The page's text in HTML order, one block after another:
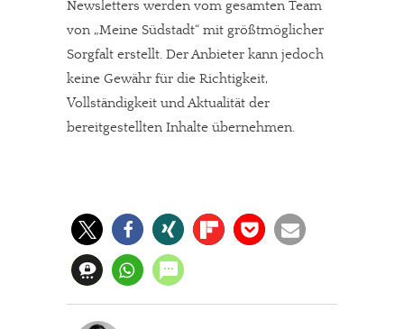
Newsletters werden vom gesamten Team
von „Meine Südstadt“ mit größtmöglicher
Sorgfalt erstellt. Der Anbieter kann jedoch
keine Gewähr für die Richtigkeit,
Vollständigkeit und Aktualität der
bereitgestellten Inhalte übernehmen.